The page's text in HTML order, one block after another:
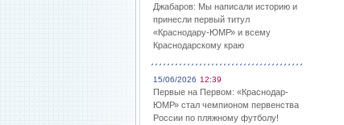
Джабаров: Мы написали историю и
принесли первый титул
«Краснодару-ЮМР» и всему
Краснодарскому краю
15/06/2026 12:39
Первые на Первом: «Краснодар-
ЮМР» стал чемпионом первенства
России по пляжному футболу!